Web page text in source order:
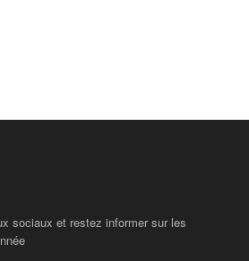
sociaux et restez informer sur les